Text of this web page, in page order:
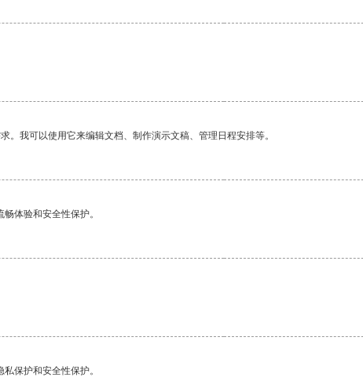
。我可以使用它来编辑文档、制作演示文稿、管理日程安排等。
体验和安全性保护。
保护和安全性保护。